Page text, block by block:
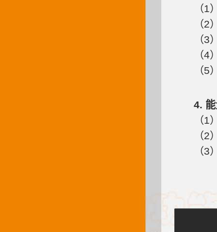
（
（
（
（
（5
4.
（1
（2
（3